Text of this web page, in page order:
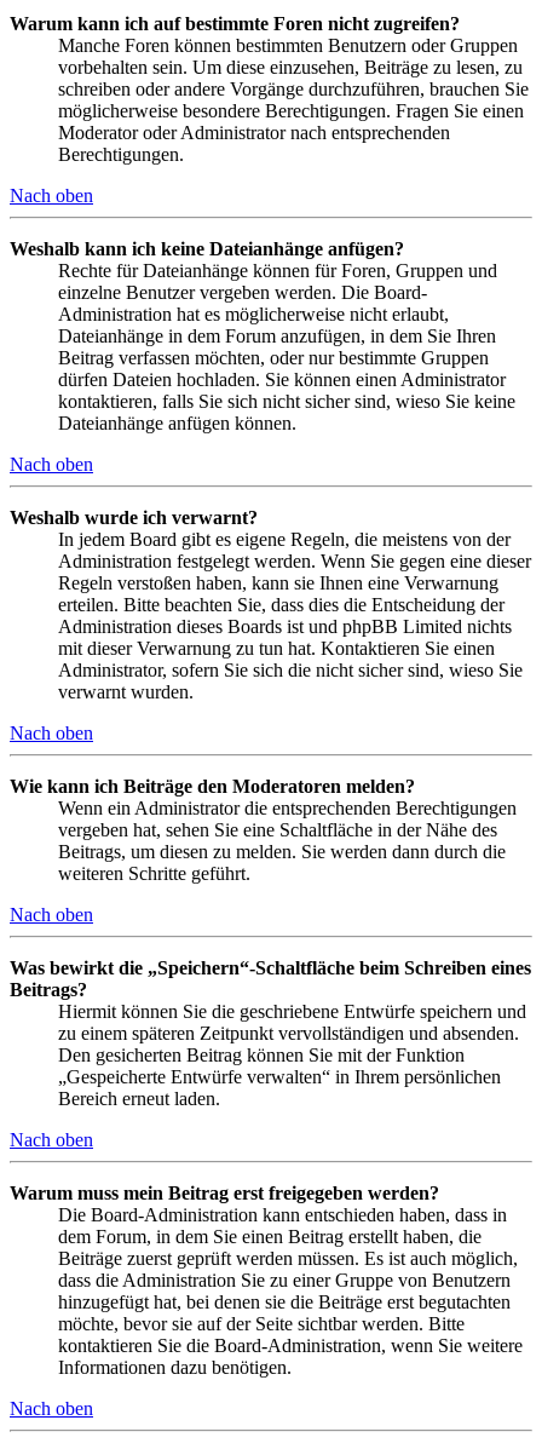
Warum kann ich auf bestimmte Foren nicht zugreifen?
Manche Foren können bestimmten Benutzern oder Gruppen
vorbehalten sein. Um diese einzusehen, Beiträge zu lesen, zu
schreiben oder andere Vorgänge durchzuführen, brauchen Sie
möglicherweise besondere Berechtigungen. Fragen Sie einen
Moderator oder Administrator nach entsprechenden
Berechtigungen.
Nach oben
Weshalb kann ich keine Dateianhänge anfügen?
Rechte für Dateianhänge können für Foren, Gruppen und
einzelne Benutzer vergeben werden. Die Board-
Administration hat es möglicherweise nicht erlaubt,
Dateianhänge in dem Forum anzufügen, in dem Sie Ihren
Beitrag verfassen möchten, oder nur bestimmte Gruppen
dürfen Dateien hochladen. Sie können einen Administrator
kontaktieren, falls Sie sich nicht sicher sind, wieso Sie keine
Dateianhänge anfügen können.
Nach oben
Weshalb wurde ich verwarnt?
In jedem Board gibt es eigene Regeln, die meistens von der
Administration festgelegt werden. Wenn Sie gegen eine dieser
Regeln verstoßen haben, kann sie Ihnen eine Verwarnung
erteilen. Bitte beachten Sie, dass dies die Entscheidung der
Administration dieses Boards ist und phpBB Limited nichts
mit dieser Verwarnung zu tun hat. Kontaktieren Sie einen
Administrator, sofern Sie sich die nicht sicher sind, wieso Sie
verwarnt wurden.
Nach oben
Wie kann ich Beiträge den Moderatoren melden?
Wenn ein Administrator die entsprechenden Berechtigungen
vergeben hat, sehen Sie eine Schaltfläche in der Nähe des
Beitrags, um diesen zu melden. Sie werden dann durch die
weiteren Schritte geführt.
Nach oben
Was bewirkt die „Speichern“-Schaltfläche beim Schreiben eines
Beitrags?
Hiermit können Sie die geschriebene Entwürfe speichern und
zu einem späteren Zeitpunkt vervollständigen und absenden.
Den gesicherten Beitrag können Sie mit der Funktion
„Gespeicherte Entwürfe verwalten“ in Ihrem persönlichen
Bereich erneut laden.
Nach oben
Warum muss mein Beitrag erst freigegeben werden?
Die Board-Administration kann entschieden haben, dass in
dem Forum, in dem Sie einen Beitrag erstellt haben, die
Beiträge zuerst geprüft werden müssen. Es ist auch möglich,
dass die Administration Sie zu einer Gruppe von Benutzern
hinzugefügt hat, bei denen sie die Beiträge erst begutachten
möchte, bevor sie auf der Seite sichtbar werden. Bitte
kontaktieren Sie die Board-Administration, wenn Sie weitere
Informationen dazu benötigen.
Nach oben